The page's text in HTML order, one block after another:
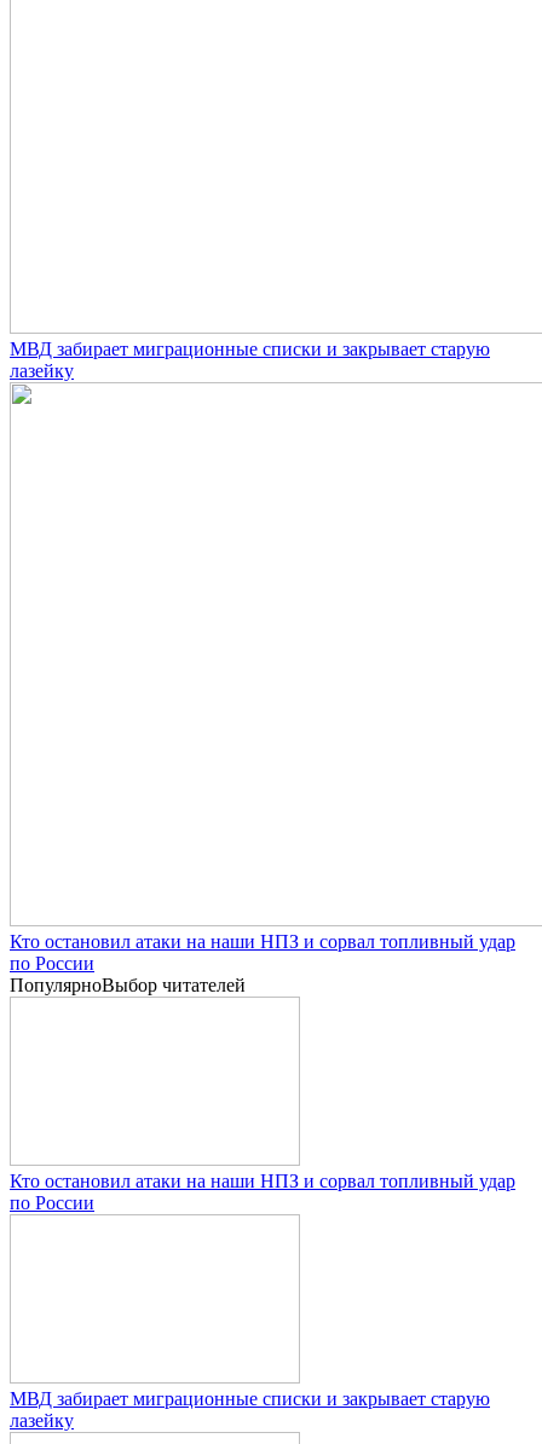
МВД забирает миграционные списки и закрывает старую
лазейку
Кто остановил атаки на наши НПЗ и сорвал топливный удар
по России
ПопулярноВыбор читателей
Кто остановил атаки на наши НПЗ и сорвал топливный удар
по России
МВД забирает миграционные списки и закрывает старую
лазейку